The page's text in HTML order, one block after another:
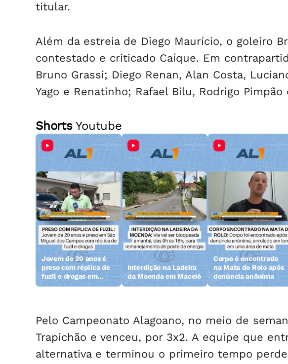
titular.
Além da estreia de Diego Maurício, o goleiro
contestado e criticado Caíque. Em
Bruno Grassi; Diego Renan, Alan Costa,
Yago e Renatinho; Rafael Bilu, Rodrigo Pimpão
ShortsYoutube
Jovem de 20 anos é
preso com réplica de
fuzil e drogas em
Alagoas
Interdição na Ladeira
da Moenda em Maceió
Corpo é encontrado
na Mata do Rolo após
denúncia anônima
Pelo Campeonato Alagoano, no meio de
Trapichão e venceu, por 3x2. A equipe que
alternativa e terminou o primeiro tempo